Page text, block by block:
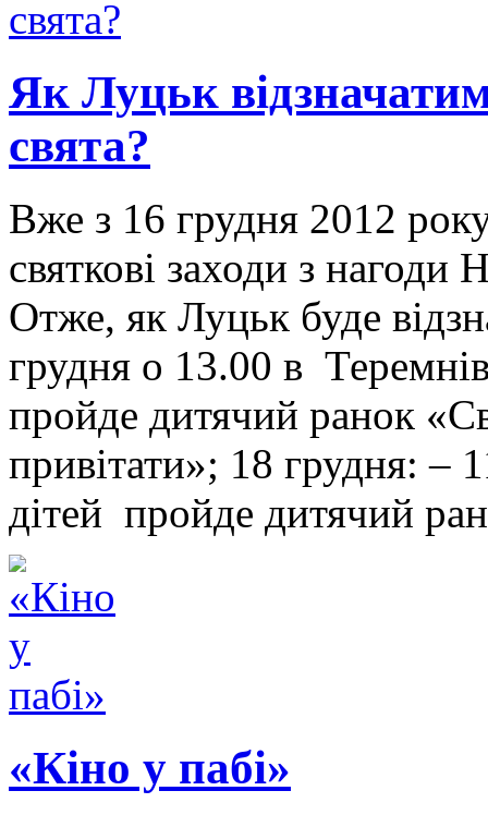
Як Луцьк
свята?
Вже з 16 грудня 2012
святкові заходи з нагоди
Отже, як Луцьк буде
грудня о 13.00 в
пройде дитячий ранок
привітати»; 18 грудня: –
дітей пройде дитячий
«Кіно у пабі»